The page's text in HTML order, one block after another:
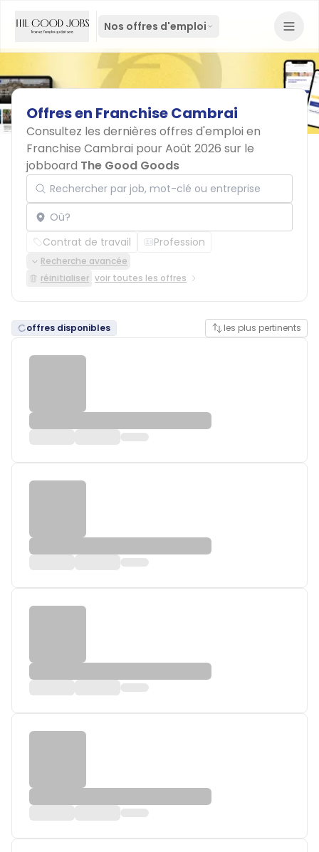
Nos offres d'emploi
Offresen FranchiseCambrai
Consultez les dernières offres d'emploi en
Franchise Cambrai pour Août 2026 sur le
jobboard The Good Goods
Rechercher par job, mot-clé ou entreprise
Localisation
Contrat de travail Profession
Recherche avancée
réinitialiser voir toutes les offres
offres disponibles les plus pertinents